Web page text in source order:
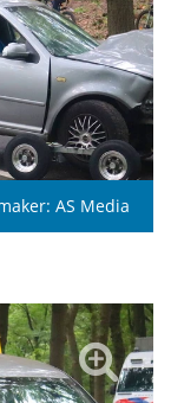
AS Media